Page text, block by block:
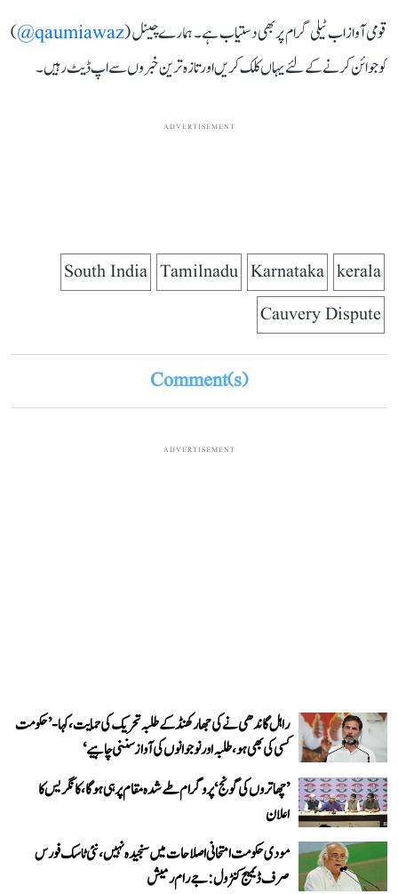
قومی آواز اب ٹیلی گرام پر بھی دستیاب ہے۔ ہمارے چینل (qaumiawaz@
)
کو جوائن کرنے کے لئے یہاں کلک کریں اور تازہ ترین خبروں سے اپ ڈیٹ رہیں۔
ADVERTISEMENT
kerala
Karnataka
Tamilnadu
South India
Cauvery Dispute
Comment(s)
ADVERTISEMENT
راہل گاندھی نے کی جھارکھنڈ کے طلبہ تحریک کی حمایت، کہا- ’حکومت
کسی کی بھی ہو، طلبہ اور نوجوانوں کی آواز سننی چاہیے‘
’چھاتروں کی گونج‘ پروگرام طے شدہ مقام پر ہی ہوگا، کانگریس کا
اعلان
مودی حکومت امتحانی اصلاحات میں سنجیدہ نہیں، نئی ٹاسک فورس
صرف ڈیمیج کنٹرول: جے رام رمیش